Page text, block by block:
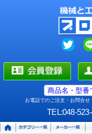
お電話でのご注文・お問合
TEL:048-